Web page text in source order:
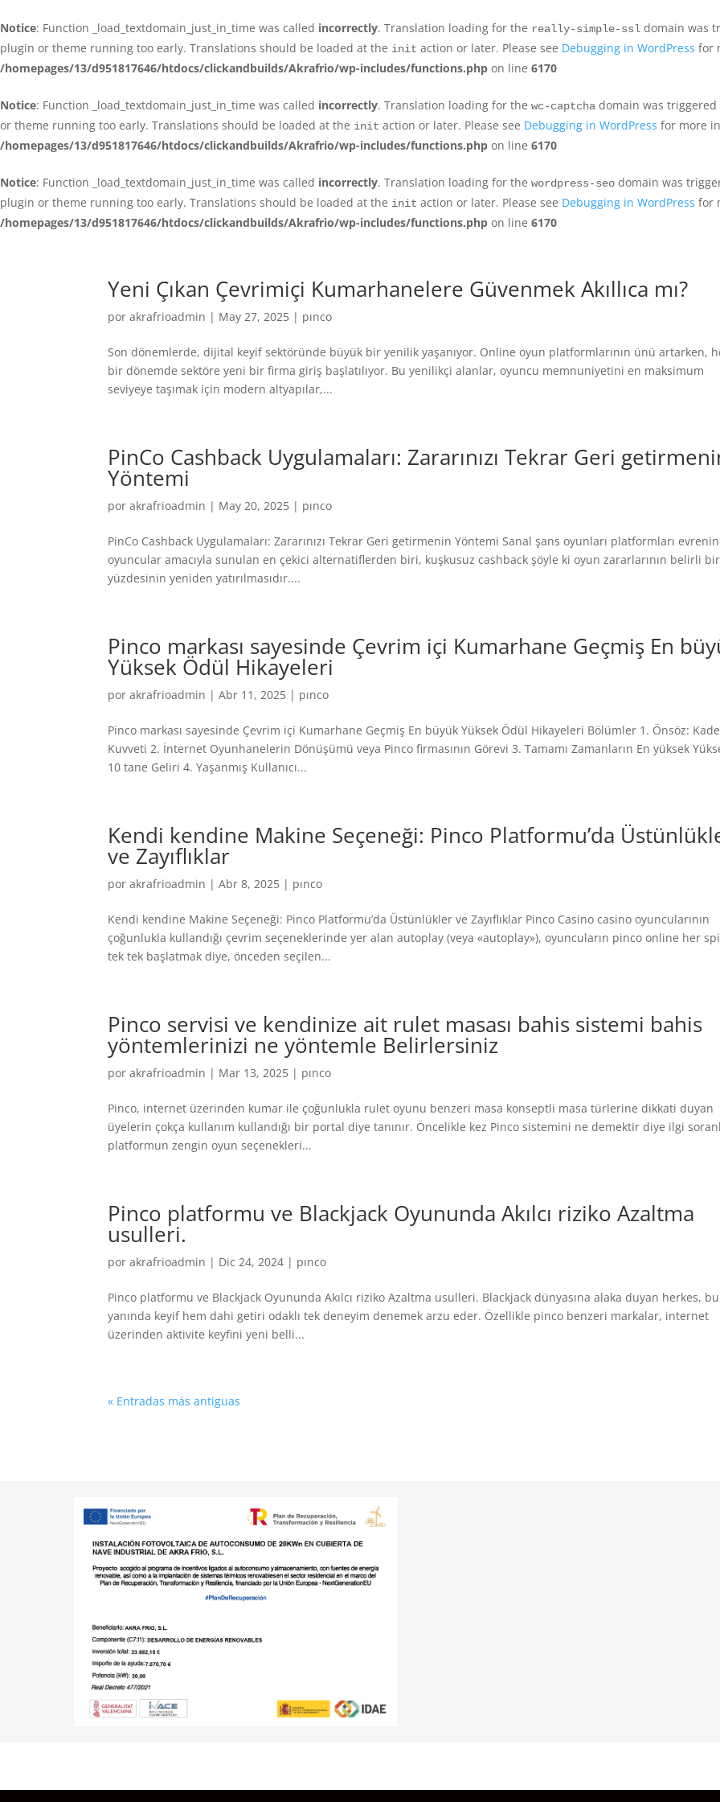
Notice: Function _load_textdomain_just_in_time was called incorrectly. Translation loading for the really-simple-ssl domain was
plugin or theme running too early. Translations should be loaded at the init action or later. Please see Debugging in WordPress for
/homepages/13/d951817646/htdocs/clickandbuilds/Akrafrio/wp-includes/functions.php on line 6170
Notice: Function _load_textdomain_just_in_time was called incorrectly. Translation loading for the wc-captcha domain was
or theme running too early. Translations should be loaded at the init action or later. Please see Debugging in WordPress for more
/homepages/13/d951817646/htdocs/clickandbuilds/Akrafrio/wp-includes/functions.php on line 6170
Notice: Function _load_textdomain_just_in_time was called incorrectly. Translation loading for the wordpress-seo domain was
plugin or theme running too early. Translations should be loaded at the init action or later. Please see Debugging in WordPress for
/homepages/13/d951817646/htdocs/clickandbuilds/Akrafrio/wp-includes/functions.php on line 6170
Yeni Çıkan Çevrimiçi Kumarhanelere Güvenmek Akıllıca mı?
porakrafrioadmin | May 27, 2025 | pınco
Son dönemlerde, dijital keyif sektöründe büyük bir yenilik yaşanıyor. Online oyun platformlarının ünü artarken,
bir dönemde sektöre yeni bir firma giriş başlatılıyor. Bu yenilikçi alanlar, oyuncu memnuniyetini en maksimum
seviyeye taşımak için modern altyapılar,...
PinCo Cashback Uygulamaları: Zararınızı Tekrar Geri
Yöntemi
porakrafrioadmin | May 20, 2025 | pınco
PinCo Cashback Uygulamaları: Zararınızı Tekrar Geri getirmenin Yöntemi Sanal şans oyunları platformları
oyuncular amacıyla sunulan en çekici alternatiflerden biri, kuşkusuz cashback şöyle ki oyun zararlarının belirli bir
yüzdesinin yeniden yatırılmasıdır....
Pinco markası sayesinde Çevrim içi Kumarhane Geçmiş En
Yüksek Ödül Hikayeleri
porakrafrioadmin |Abr 11, 2025 | pınco
Pinco markası sayesinde Çevrim içi Kumarhane Geçmiş En büyük Yüksek Ödül Hikayeleri Bölümler 1. Önsöz:
Kuvveti 2. İnternet Oyunhanelerin Dönüşümü veya Pinco firmasının Görevi 3. Tamamı Zamanların En yüksek
10 tane Geliri 4. Yaşanmış Kullanıcı...
Kendi kendine Makine Seçeneği: Pinco Platformu’da
ve Zayıflıklar
porakrafrioadmin |Abr 8, 2025 | pınco
Kendi kendine Makine Seçeneği: Pinco Platformu’da Üstünlükler ve Zayıflıklar Pinco Casino casino oyuncularının
çoğunlukla kullandığı çevrim seçeneklerinde yer alan autoplay (veya «autoplay»), oyuncuların pinco online her
tek tek başlatmak diye, önceden seçilen...
Pinco servisi ve kendinize ait rulet masası bahis sistemi bahis
yöntemlerinizi ne yöntemle Belirlersiniz
porakrafrioadmin | Mar 13, 2025 | pınco
Pinco, internet üzerinden kumar ile çoğunlukla rulet oyunu benzeri masa konseptli masa türlerine dikkati duyan
üyelerin çokça kullanım kullandığı bir portal diye tanınır. Öncelikle kez Pinco sistemini ne demektir diye ilgi
platformun zengin oyun seçenekleri...
Pinco platformu ve Blackjack Oyununda Akılcı riziko Azaltma
usulleri.
porakrafrioadmin | Dic 24, 2024 | pınco
Pinco platformu ve Blackjack Oyununda Akılcı riziko Azaltma usulleri. Blackjack dünyasına alaka duyan herkes,
yanında keyif hem dahi getiri odaklı tek deneyim denemek arzu eder. Özellikle pinco benzeri markalar, internet
üzerinden aktivite keyfini yeni belli...
« Entradas más antiguas